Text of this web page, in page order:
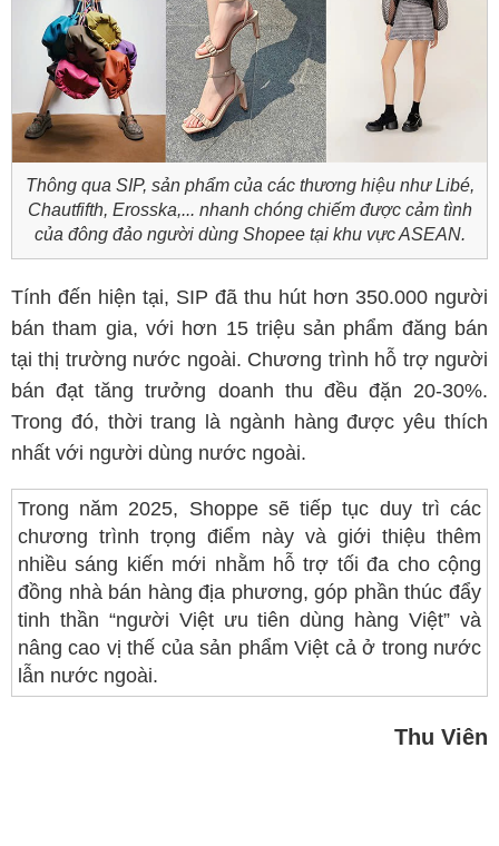
Thông qua SIP, sản phẩm của các thương hiệu như Libé,
Chautfifth, Erosska,... nhanh chóng chiếm được cảm tình
của đông đảo người dùng Shopee tại khu vực ASEAN.
Tính đến hiện tại, SIP đã thu hút hơn 350.000 người
bán tham gia, với hơn 15 triệu sản phẩm đăng bán
tại thị trường nước ngoài. Chương trình hỗ trợ người
bán đạt tăng trưởng doanh thu đều đặn 20-30%.
Trong đó, thời trang là ngành hàng được yêu thích
nhất với người dùng nước ngoài.
Trong năm 2025, Shoppe sẽ tiếp tục duy trì các
chương trình trọng điểm này và giới thiệu thêm
nhiều sáng kiến mới nhằm hỗ trợ tối đa cho cộng
đồng nhà bán hàng địa phương, góp phần thúc đẩy
tinh thần “người Việt ưu tiên dùng hàng Việt” và
nâng cao vị thế của sản phẩm Việt cả ở trong nước
lẫn nước ngoài.
Thu Viên